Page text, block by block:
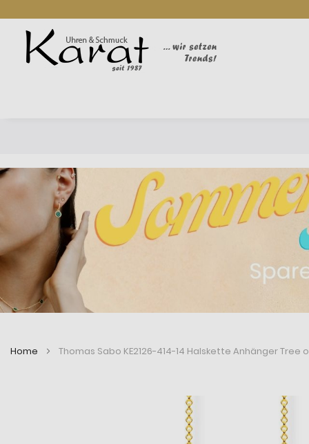
Home Thomas Sabo KE2126-414-14 Halskette Anhänger